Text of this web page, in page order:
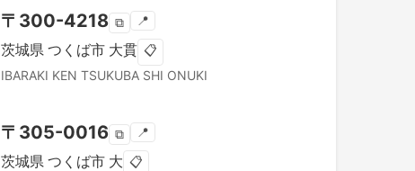
〒 300-4218 ⧉ 📍
茨城県 つくば市 大貫 📋
IBARAKI KEN TSUKUBA SHI ONUKI
〒 305-0016 ⧉ 📍
茨城県 つくば市 大 📋